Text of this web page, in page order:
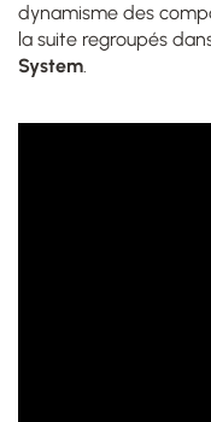
dynamisme des
la suite regroupés
System.